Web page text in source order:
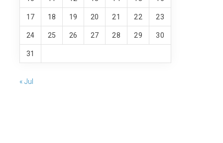
17 18 19 20 21 22 23
24 25 26 27 28 29 30
31
« Jul